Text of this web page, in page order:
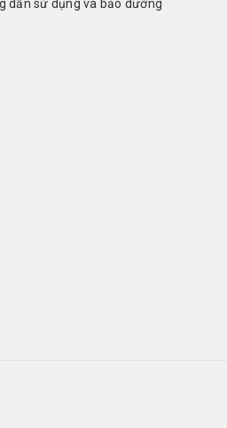
dẫn sử dụng và bảo dưỡng